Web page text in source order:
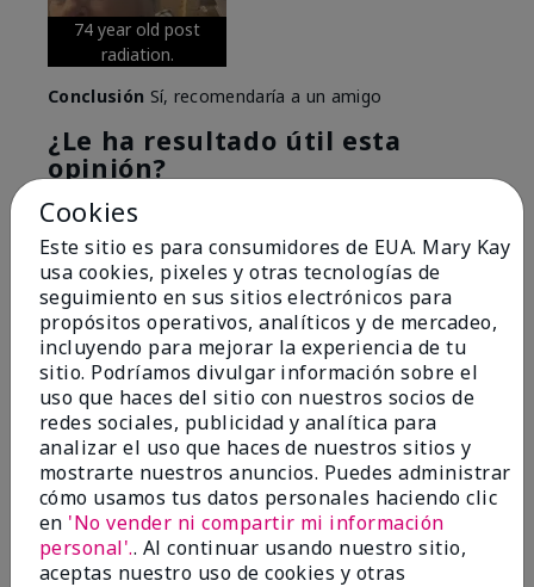
74 year old post
radiation.
Conclusión Sí, recomendaría a un amigo
¿Le ha resultado útil esta
opinión?
6
Marcar esta opinión
5
Great Night time emollient
EnviadoHace 2 meses
porSonia G
deChicago'Il
Evaluado en
marykay.com/en-us/
Cookies
Este sitio es para consumidores de EUA. Mary Kay
usa cookies, pixeles y otras tecnologías de
seguimiento en sus sitios electrónicos para
propósitos operativos, analíticos y de mercadeo,
incluyendo para mejorar la experiencia de tu
sitio. Podríamos divulgar información sobre el
uso que haces del sitio con nuestros socios de
redes sociales, publicidad y analítica para
analizar el uso que haces de nuestros sitios y
mostrarte nuestros anuncios. Puedes administrar
cómo usamos tus datos personales haciendo clic
en 'No vender ni compartir mi información
personal'.. Al continuar usando nuestro sitio,
aceptas nuestro uso de cookies y otras